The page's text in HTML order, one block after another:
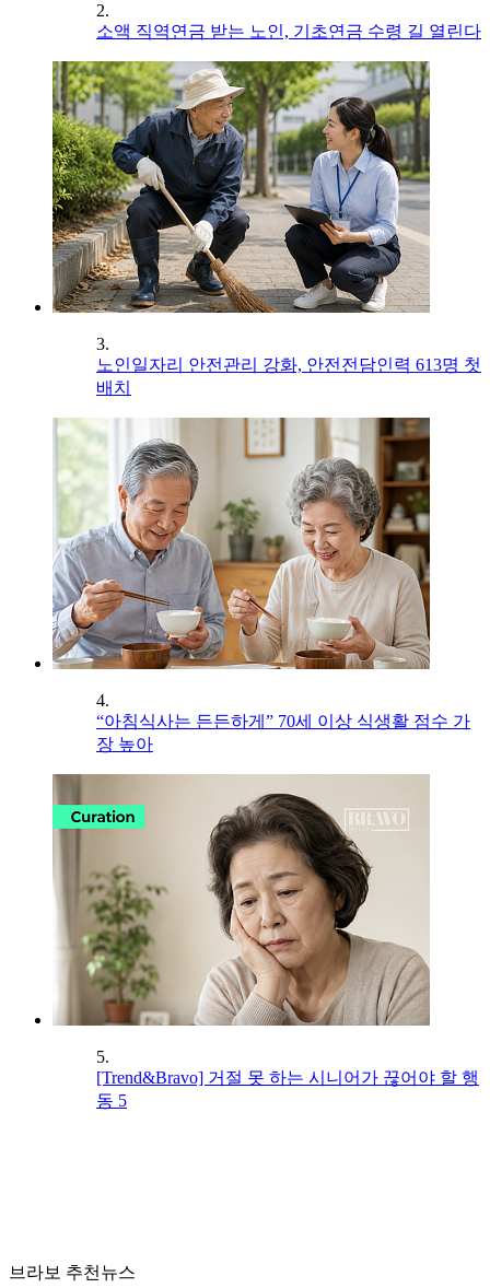
2.
소액 직역연금 받는 노인, 기초연금 수령 길 열린다
3.
노인일자리 안전관리 강화, 안전전담인력 613명 첫
배치
4.
“아침식사는 든든하게” 70세 이상 식생활 점수 가
장 높아
5.
[Trend&Bravo] 거절 못 하는 시니어가 끊어야 할 행
동 5
브라보 추천뉴스